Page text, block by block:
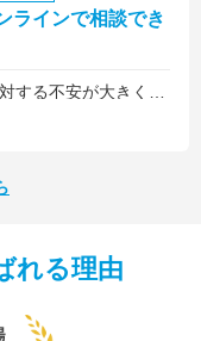
ラインで相談でき
のことで悩んでいる友人にも教えました。
れる理由